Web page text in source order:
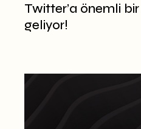
Twitter’a önemli
geliyor!